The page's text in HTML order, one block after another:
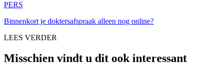
PERS
Binnenkort je doktersafspraak alleen nog online?
LEES VERDER
Misschien vindt u dit ook interessant